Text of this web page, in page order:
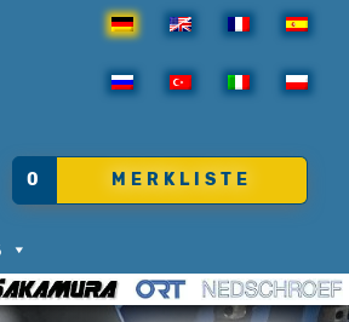
0 MERKLISTE